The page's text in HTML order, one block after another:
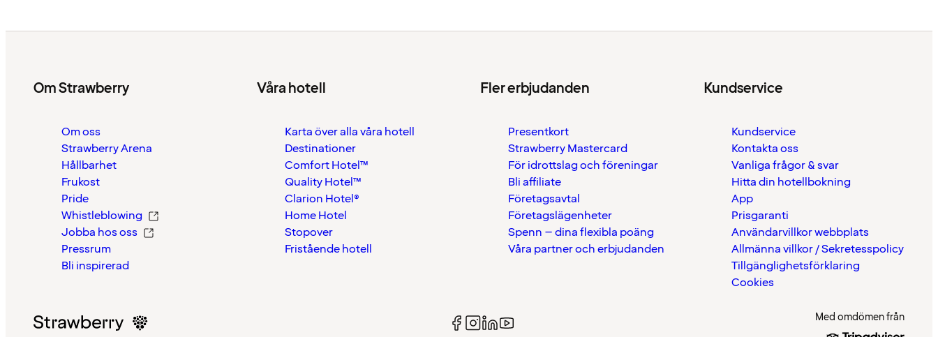
Om Strawberry
Om oss
Strawberry Arena
Hållbarhet
Frukost
Pride
Whistleblowing
Jobba hos oss
Pressrum
Bli inspirerad
Våra hotell
Karta över alla våra hotell
Destinationer
Comfort Hotel™
Quality Hotel™
Clarion Hotel®
Home Hotel
Stopover
Fristående hotell
Fler erbjudanden
Presentkort
Strawberry Mastercard
För idrottslag och föreningar
Bli affiliate
Företagsavtal
Företagslägenheter
Spenn – dina flexibla poäng
Våra partner och erbjudanden
Kundservice
Kundservice
Kontakta oss
Vanliga frågor & svar
Hitta din hotellbokning
App
Prisgaranti
Användarvillkor webbplats
Allmänna villkor / Sekretesspolicy
Tillgänglighetsförklaring
Cookies
Med omdömen från